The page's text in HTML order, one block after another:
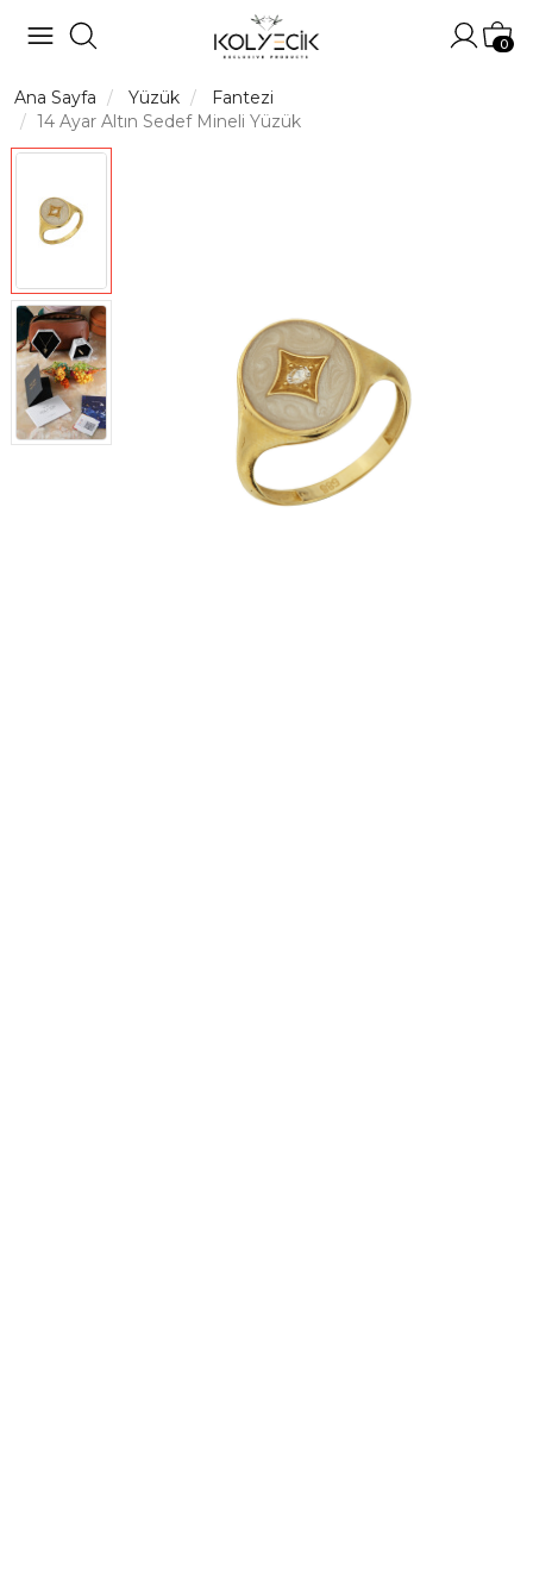
0
Ana Sayfa Yüzük
Fantezi
14 Ayar Altın Sedef Mineli Yüzük